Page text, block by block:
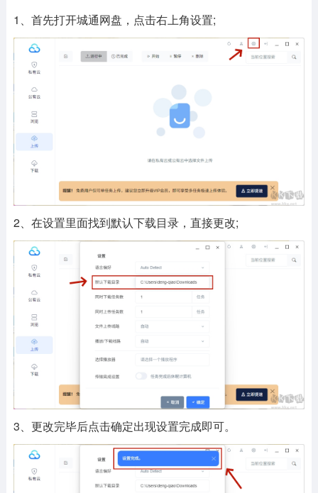
1、首先打开城通网盘，点击右上角设置;
2、在设置里面找到默认下载目录，直接更改;
3、更改完毕后点击确定出现设置完成即可。